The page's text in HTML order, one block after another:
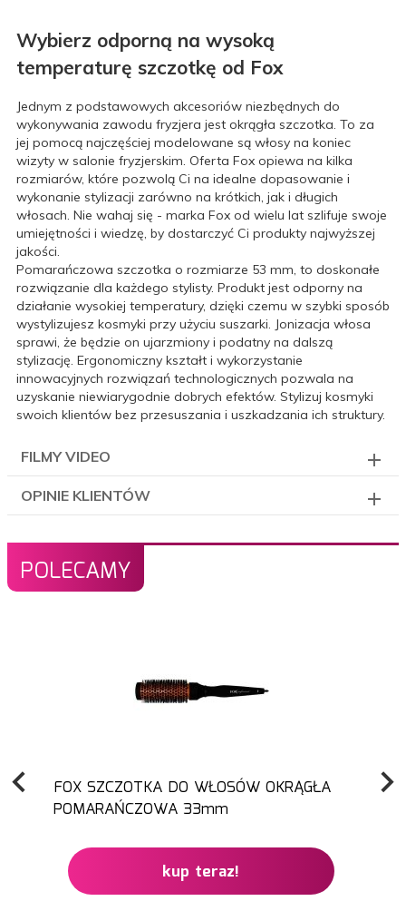
Wybierz odporną na wysoką
temperaturę szczotkę od Fox
Jednym z podstawowych akcesoriów niezbędnych do
wykonywania zawodu fryzjera jest okrągła szczotka. To za
jej pomocą najczęściej modelowane są włosy na koniec
wizyty w salonie fryzjerskim. Oferta Fox opiewa na kilka
rozmiarów, które pozwolą Ci na idealne dopasowanie i
wykonanie stylizacji zarówno na krótkich, jak i długich
włosach. Nie wahaj się - marka Fox od wielu lat szlifuje swoje
umiejętności i wiedzę, by dostarczyć Ci produkty najwyższej
jakości.
Pomarańczowa szczotka o rozmiarze 53 mm, to doskonałe
rozwiązanie dla każdego stylisty. Produkt jest odporny na
działanie wysokiej temperatury, dzięki czemu w szybki sposób
wystylizujesz kosmyki przy użyciu suszarki. Jonizacja włosa
sprawi, że będzie on ujarzmiony i podatny na dalszą
stylizację. Ergonomiczny kształt i wykorzystanie
innowacyjnych rozwiązań technologicznych pozwala na
uzyskanie niewiarygodnie dobrych efektów. Stylizuj kosmyki
swoich klientów bez przesuszania i uszkadzania ich struktury.
FILMY VIDEO
OPINIE KLIENTÓW
POLECAMY
FOX SZCZOTKA DO WŁOSÓW OKRĄGŁA
POMARAŃCZOWA 33mm
kup teraz!